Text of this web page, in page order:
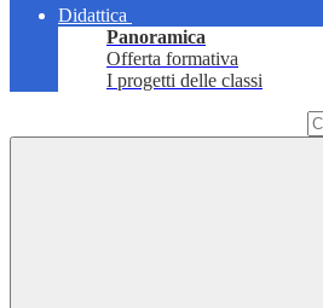
Didattica
Panoramica
Offerta formativa
I progetti delle classi